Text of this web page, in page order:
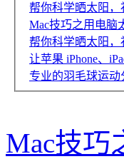
帮你科学晒太阳，
Mac技巧之用电脑
帮你科学晒太阳，
让苹果 iPhone、
专业的羽毛球运
Mac技巧